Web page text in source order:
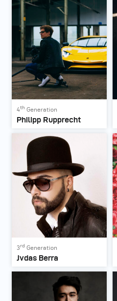
4th Generation
Philipp Rupprecht
3rd Generation
Jvdas Berra